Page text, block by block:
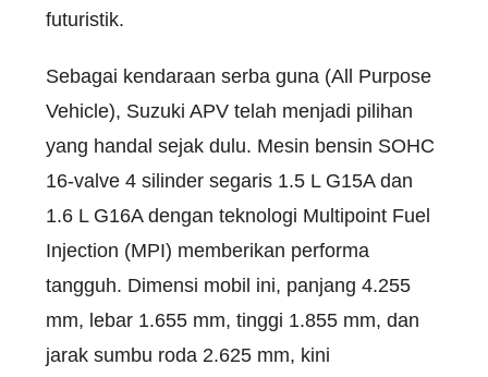
futuristik.
Sebagai kendaraan serba guna (All Purpose
Vehicle), Suzuki APV telah menjadi pilihan
yang handal sejak dulu. Mesin bensin SOHC
16-valve 4 silinder segaris 1.5 L G15A dan
1.6 L G16A dengan teknologi Multipoint Fuel
Injection (MPI) memberikan performa
tangguh. Dimensi mobil ini, panjang 4.255
mm, lebar 1.655 mm, tinggi 1.855 mm, dan
jarak sumbu roda 2.625 mm, kini